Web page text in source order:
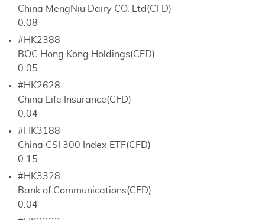
China MengNiu Dairy CO. Ltd(CFD)
0.08
#HK2388
BOC Hong Kong Holdings(CFD)
0.05
#HK2628
China Life Insurance(CFD)
0.04
#HK3188
China CSI 300 Index ETF(CFD)
0.15
#HK3328
Bank of Communications(CFD)
0.04